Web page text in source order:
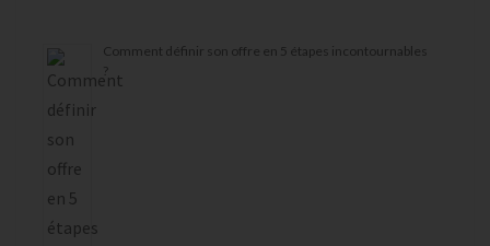
Comment définir son offre en 5 étapes incontournables
?